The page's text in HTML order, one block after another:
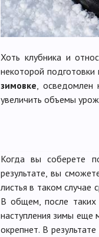
Хоть клубника и
некоторой
зимовке, осведомлен
увеличить объемы
Когда вы соберете
результате, вы
листья в таком случае
В общем, после таких
наступления зимы еще
окрепнет. В